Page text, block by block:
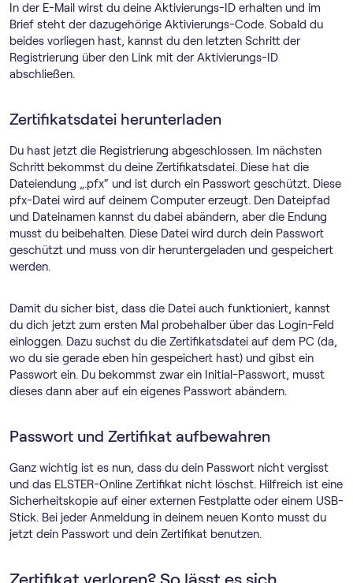
In der E-Mail wirst du deine Aktivierungs-ID erhalten und im
Brief steht der dazugehörige Aktivierungs-Code. Sobald du
beides vorliegen hast, kannst du den letzten Schritt der
Registrierung über den Link mit der Aktivierungs-ID
abschließen.
Zertifikatsdatei herunterladen
Du hast jetzt die Registrierung abgeschlossen. Im nächsten
Schritt bekommst du deine Zertifikatsdatei. Diese hat die
Dateiendung „.pfx“ und ist durch ein Passwort geschützt. Diese
pfx-Datei wird auf deinem Computer erzeugt. Den Dateipfad
und Dateinamen kannst du dabei abändern, aber die Endung
musst du beibehalten. Diese Datei wird durch dein Passwort
geschützt und muss von dir heruntergeladen und gespeichert
werden.
Damit du sicher bist, dass die Datei auch funktioniert, kannst
du dich jetzt zum ersten Mal probehalber über das Login-Feld
einloggen. Dazu suchst du die Zertifikatsdatei auf dem PC (da,
wo du sie gerade eben hin gespeichert hast) und gibst ein
Passwort ein. Du bekommst zwar ein Initial-Passwort, musst
dieses dann aber auf ein eigenes Passwort abändern.
Passwort und Zertifikat aufbewahren
Ganz wichtig ist es nun, dass du dein Passwort nicht vergisst
und das ELSTER-Online Zertifikat nicht löschst. Hilfreich ist eine
Sicherheitskopie auf einer externen Festplatte oder einem USB-
Stick. Bei jeder Anmeldung in deinem neuen Konto musst du
jetzt dein Passwort und dein Zertifikat benutzen.